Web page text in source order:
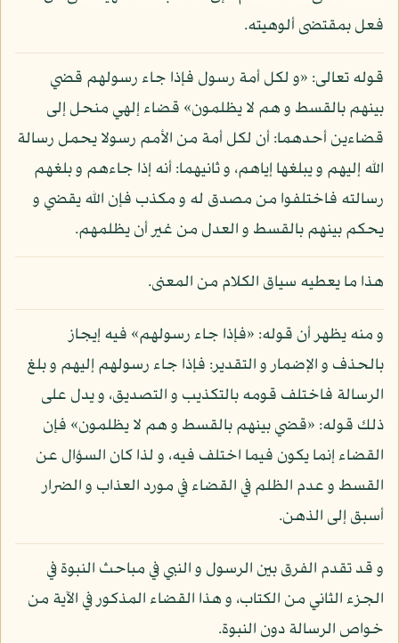
فعل بمقتضى ألوهيته.
قوله تعالى: «و لكل أمة رسول فإذا جاء رسولهم قضي
بينهم بالقسط و هم لا يظلمون» قضاء إلهي منحل إلى
قضاءين أحدهما: أن لكل أمة من الأمم رسولا يحمل رسالة
الله إليهم و يبلغها إياهم، و ثانيهما: أنه إذا جاءهم و بلغهم
رسالته فاختلفوا من مصدق له و مكذب فإن الله يقضي و
يحكم بينهم بالقسط و العدل من غير أن يظلمهم.
هذا ما يعطيه سياق الكلام من المعنى.
و منه يظهر أن قوله: «فإذا جاء رسولهم» فيه إيجاز
بالحذف و الإضمار و التقدير: فإذا جاء رسولهم إليهم و بلغ
الرسالة فاختلف قومه بالتكذيب و التصديق، و يدل على
ذلك قوله: «قضي بينهم بالقسط و هم لا يظلمون» فإن
القضاء إنما يكون فيما اختلف فيه، و لذا كان السؤال عن
القسط و عدم الظلم في القضاء في مورد العذاب و الضرار
أسبق إلى الذهن.
و قد تقدم الفرق بين الرسول و النبي في مباحث النبوة في
الجزء الثاني من الكتاب، و هذا القضاء المذكور في الآية من
خواص الرسالة دون النبوة.